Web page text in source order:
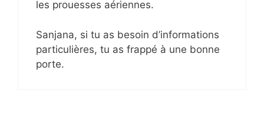
les prouesses aériennes.
Sanjana, si tu as besoin d’informations
particulières, tu as frappé à une bonne
porte.